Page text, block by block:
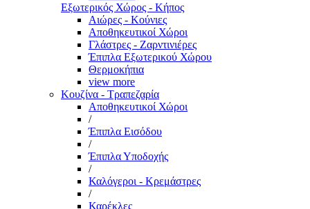
Εξωτερικός Χώρος - Κήπος
Αιώρες - Κούνιες
Αποθηκευτικοί Χώροι
Γλάστρες - Ζαρντινιέρες
Έπιπλα Εξωτερικού Χώρου
Θερμοκήπια
view more
Κουζίνα - Τραπεζαρία
Αποθηκευτικοί Χώροι
/
Έπιπλα Εισόδου
/
Έπιπλα Υποδοχής
/
Καλόγεροι - Κρεμάστρες
/
Καρέκλες